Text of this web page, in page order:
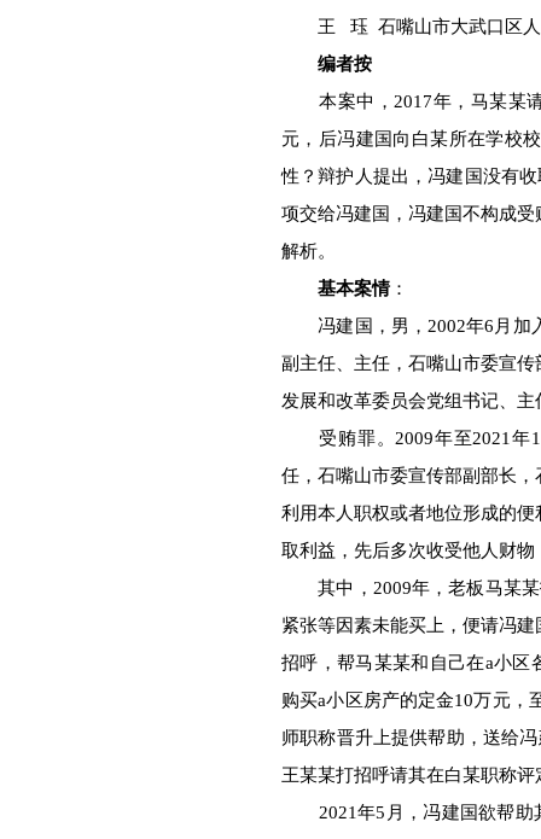
王 珏 石嘴山市大武口区人
编者按
本案中，2017年，马某某请
元，后冯建国向白某所在学校
性？辩护人提出，冯建国没有
项交给冯建国，冯建国不构成
解析。
基本案情 ：
冯建国，男，2002年6月加
副主任、主任，石嘴山市委宣
发展和改革委员会党组书记、
受贿罪。2009年至2021年
任，石嘴山市委宣传部副部长
利用本人职权或者地位形成的
取利益，先后多次收受他人财
其中，2009年，老板马某某
紧张等因素未能买上，便请冯
招呼，帮马某某和自己在a小区
购买a小区房产的定金10万元，
师职称晋升上提供帮助，送给
王某某打招呼请其在白某职称
2021年5月，冯建国欲帮助